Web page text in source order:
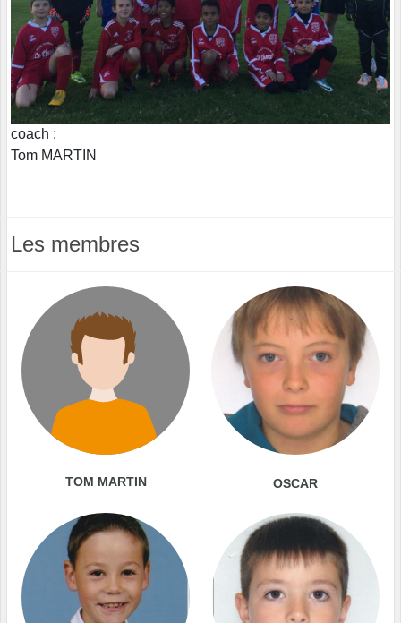
coach :
Tom MARTIN
Les membres
TOM MARTIN OSCAR